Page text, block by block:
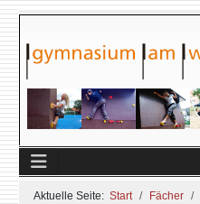
Aktuelle Seite: Start Fächer